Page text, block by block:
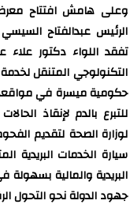
وعلى هامش افتتاح
الرئيس عبدالفتاح السيسي
تفقد اللواء دكتور علاء
التكنولوجي المتنقل
حكومية ميسرة في
للتبرع بالدم لإنقاذ
لوزارة الصحة لتقديم
سيارة الخدمات البريدية
البريدية والمالية
جهود الدولة نحو التحول